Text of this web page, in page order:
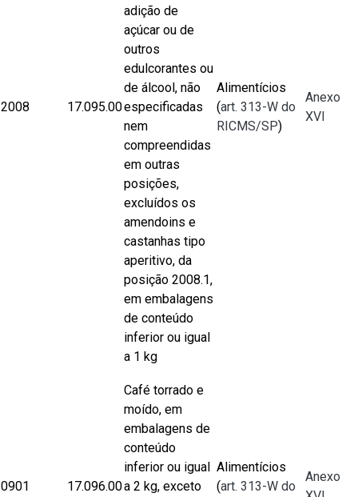
2008 17.095.00
adição de
açúcar ou de
outros
edulcorantes ou
de álcool, não
especificadas
nem
compreendidas
em outras
posições,
excluídos os
amendoins e
castanhas tipo
aperitivo, da
posição 2008.1,
em embalagens
de conteúdo
inferior ou igual
a 1 kg
Alimentícios
(art. 313-W do
RICMS/SP)
Anexo
XVI
0901 17.096.00
Café torrado e
moído, em
embalagens de
conteúdo
inferior ou igual
a 2 kg, exceto
Alimentícios
(art. 313-W do
Anexo